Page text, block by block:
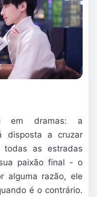
em dramas: a
disposta a cruzar
as estradas
paixão final - o
alguma razão, ele
é o contrário.